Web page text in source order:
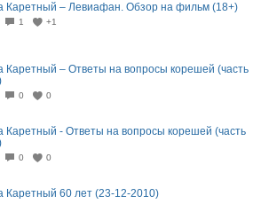
Каретный – Левиафан. Обзор на фильм (18+)
1 +1
Каретный – Ответы на вопросы корешей (часть
0 0
Каретный - Ответы на вопросы корешей (часть
0 0
Каретный 60 лет (23-12-2010)